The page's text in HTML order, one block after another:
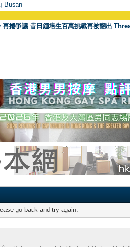
Busan
捲爭議 昔日鍾培生百萬挑戰再被翻出
go back and try again.